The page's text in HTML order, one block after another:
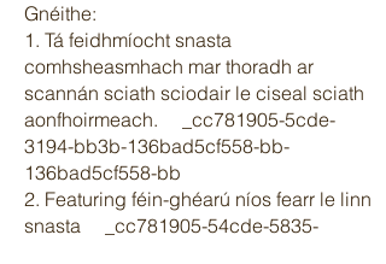
Gnéithe:
1. Tá feidhmíocht snasta
comhsheasmhach mar thoradh ar
scannán sciath sciodair le ciseal sciath
aonfhoirmeach. _cc781905-5cde-
3194-bb3b-136bad5cf558-bb-
136bad5cf558-bb
2. Featuring féin-ghéarú níos fearr le linn
snasta _cc781905-54cde-5835-